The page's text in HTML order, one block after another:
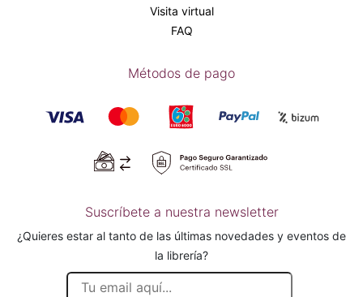
Visita virtual
FAQ
Métodos de pago
Suscríbete a nuestra newsletter
¿Quieres estar al tanto de las últimas novedades y eventos de
la librería?